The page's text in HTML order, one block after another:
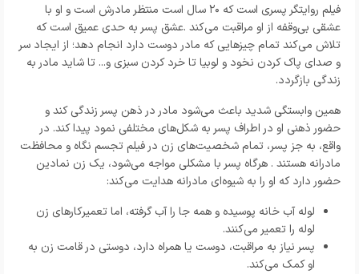
فیلم روایتگر پسری است که ۲۰سال است منتظر مادرش است و او با
عشقی بی‌وقفه از او مراقبت می‌کند .عشق پسر به حدی عمیق است که
تلاش می‌کند تمام چیزهایی که مادر دوست دارد انجام دهد؛ از ایجاد سر
و صدای پاک کردن نخود و لوبیا تا خرد کردن سبزی و... تا شاید مادر به
زندگی بازگردد.
همین وابستگی شدید باعث می‌شود مادر در ذهن پسر زندگی کند و
حضور ذهنی او در اطراف پسر به شکل‌های مختلفی نمود پیدا کند. در
واقع، به جز پسر، تمام شخصیت‌های زن در فیلم تجسم نگاه و محافظت
مادرانه هستند . هرگاه پسر با مشکلی مواجه می‌شود، یک زن نمادین
حضور دارد که او را به شیوه‌ای مادرانه هدایت می‌کند:
لوله آب خانه پوسیده و همه جا را آب گرفته، اما تعمیرکارهای زن
لوله را تعمیر می‌کنند.
پسر نیاز به مراقبت، دوست یا همراه دارد، دوستی در قامت زن به
او کمک می‌کند.